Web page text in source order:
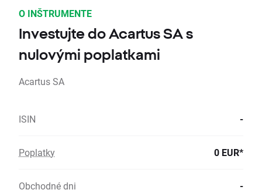
O INŠTRUMENTE
Investujte do Acartus SA s
nulovými poplatkami
Acartus SA
ISIN -
Poplatky 0 EUR*
Obchodné dni -